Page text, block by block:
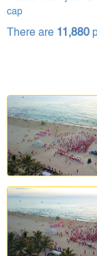
cap
There are 11,880